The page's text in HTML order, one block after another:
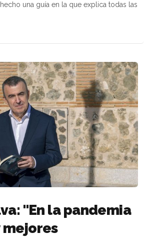
una guía en la que explica todas las
"En la pandemia
mejores